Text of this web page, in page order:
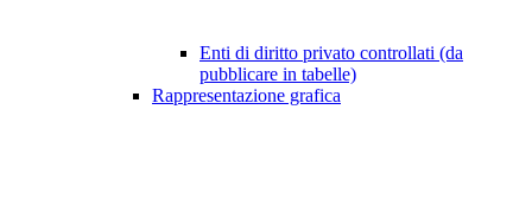
Enti di diritto privato controllati (da
pubblicare in tabelle)
Rappresentazione grafica